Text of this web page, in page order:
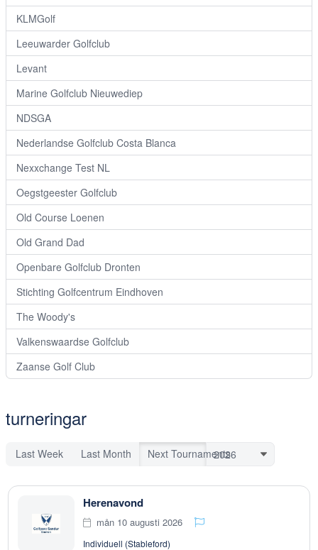
KLMGolf
Leeuwarder Golfclub
Levant
Marine Golfclub Nieuwediep
NDSGA
Nederlandse Golfclub Costa Blanca
Nexxchange Test NL
Oegstgeester Golfclub
Old Course Loenen
Old Grand Dad
Openbare Golfclub Dronten
Stichting Golfcentrum Eindhoven
The Woody's
Valkenswaardse Golfclub
Zaanse Golf Club
turneringar
Last Week Last Month Next Tournaments
Herenavond
mån 10 augusti 2026
Individuell (Stableford)